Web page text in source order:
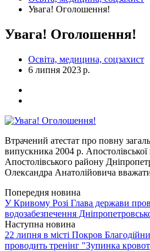
Увага! Оголошення!
Увага! Оголошення!
Освіта, медицина, соцзахист
6 липня 2023 р.
Втрачений атестат про повну
випускника 2004 р. Апостолівської
Апостолівського району
Олександра Анатолійовича
Попередня новина
У Кривому Розі Глава держави
водозабезпечення
Наступна новина
22 липня в місті Покров
проводить тренінг "Зупинка